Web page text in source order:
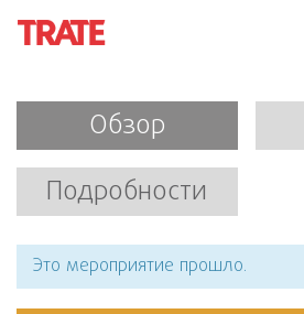
Обзор
Подробности
Это мероприятие прошло.